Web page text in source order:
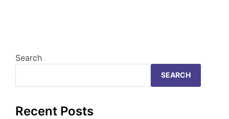
Search
SEARCH
Recent Posts